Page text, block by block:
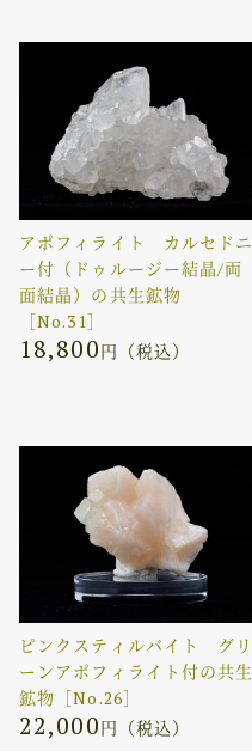
アポフィライト カルセドニ
ー付（ドゥルージー結晶/両
面結晶）の共生鉱物
［No.31］
18,800円（税込）
ピンクスティルバイト グリ
ーンアポフィライト付の共生
鉱物［No.26］
22,000円（税込）